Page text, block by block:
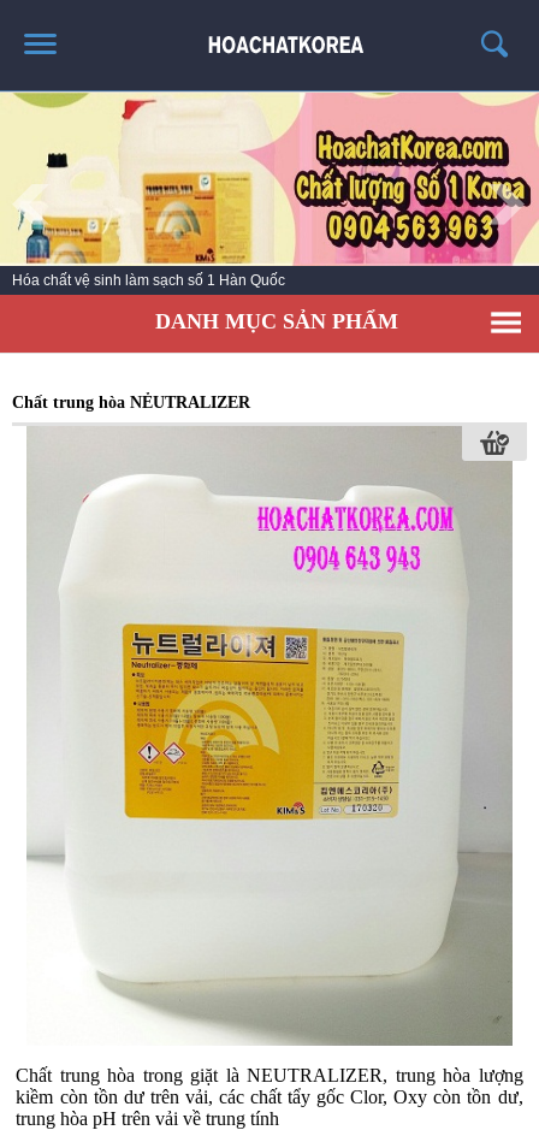
TRANG CHỦ
GIỚI THIỆU
THÔNG TIN SẢN PHẨM
TIN TỨC
LIÊN HỆ
Hóa chất vệ sinh làm sạch số 1 Hàn Quốc
DANH MỤC SẢN PHẨM
Chất trung hòa NẺUTRALIZER
Chất trung hòa trong giặt là NEUTRALIZER, trung hòa lượng
kiềm còn tồn dư trên vải, các chất tẩy gốc Clor, Oxy còn tồn dư,
trung hòa pH trên vải về trung tính